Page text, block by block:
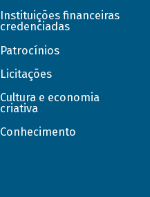
Instituições financeiras
credenciadas
Patrocínios
Licitações
Cultura e economia
criativa
Conhecimento